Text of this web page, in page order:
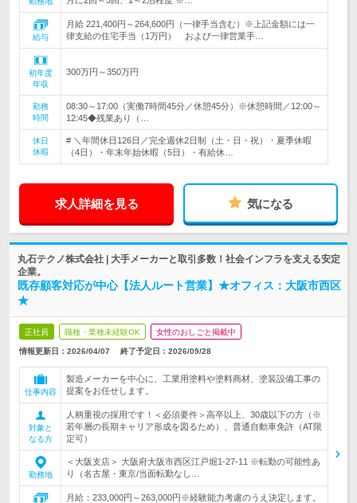
給与
月給 221,400円～264,600円（一律手当含む）※上記金額には一
律支給の住宅手当（1万円） および一律営業手…
初年度
年収
300万円～350万円
勤務
時間
08:30～17:00（実働7時間45分／休憩45分）※休憩時間／12:00～
12:45◆残業あり（…
休日
休暇
# ＼年間休日126日／完全週休2日制（土・日・祝）・夏季休暇
（4日）・年末年始休暇（5日）・有給休…
求人詳細を見る 気になる
丸石テクノ株式会社 | 大手メーカーと取引多数！社会インフラを支える安定
企業。
既存顧客対応が中心【法人ルート営業】★オフィス：大阪市西区
★
正社員 職種・業種未経験OK 女性のおしごと掲載中
情報更新日：2026/04/07 終了予定日： 2026/09/28
仕事内容
製造メーカーを中心に、工業用塗料や塗料商材、塗装設備工事の
提案をお任せします。
対象と
なる方
人柄重視の採用です！＜必須要件＞高卒以上、30歳以下の方（※
若年層の長期キャリア形成を図るため）、普通自動車免許（AT限
定可）
勤務地
＜大阪支店＞ 大阪府大阪市西区江戸堀1-27-11 ※転勤の可能性あ
り（名古屋・東京/当面転勤なし…
月給：233,000円～263,000円※経験能力考慮のうえ決定します。